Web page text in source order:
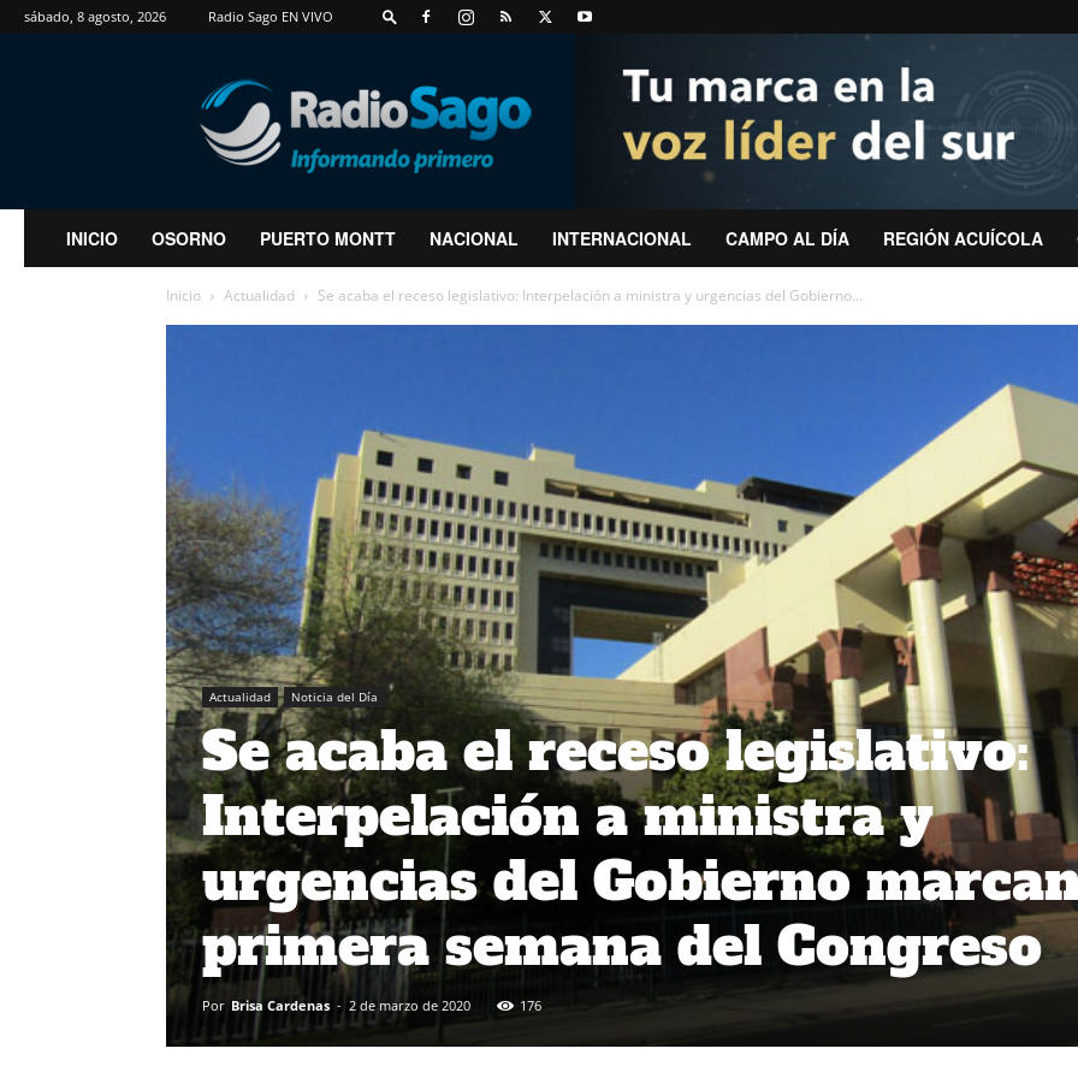
sábado, 8 agosto, 2026 Radio Sago EN VIVO
RadioSago
INICIO OSORNO PUERTO MONTT NACIONAL INTERNACIONAL CAMPO AL DÍA REGIÓN ACUÍCOLA
Inicio Actualidad Se acaba el receso legislativo: Interpelación a ministra y urgencias del Gobierno...
Actualidad Noticia del Día
Se acaba el receso legislativo:
Interpelación a ministra y
urgencias del Gobierno
primera semana del Congreso
Por Brisa Cardenas - 2 de marzo de 2020 176